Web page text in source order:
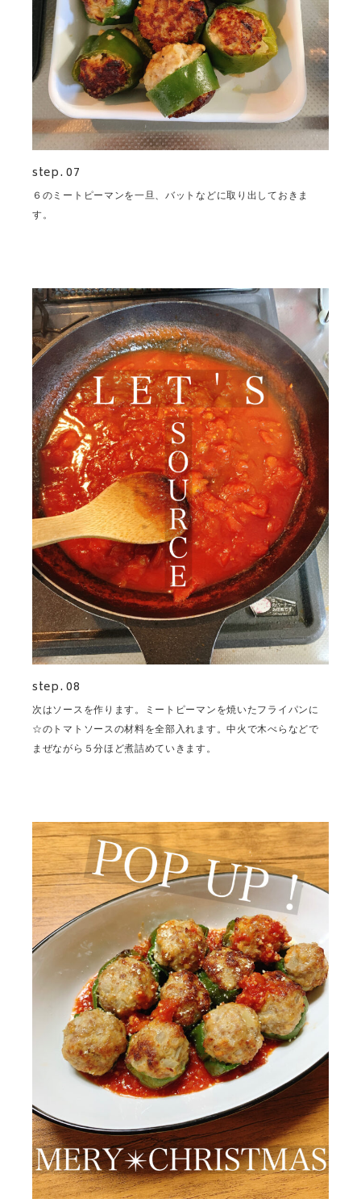
step. 07
６のミートピーマンを一旦、バットなどに取り出しておきま
す。
step. 08
次はソースを作ります。ミートピーマンを焼いたフライパンに
☆のトマトソースの材料を全部入れます。中火で木べらなどで
まぜながら５分ほど煮詰めていきます。